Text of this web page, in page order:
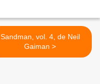
Sandman, vol. 4, de Neil
Gaiman >